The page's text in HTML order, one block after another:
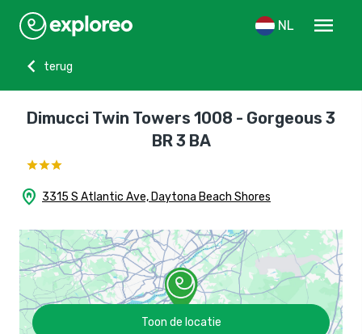
NL
menu
chevron_left
terug
Dimucci Twin Towers 1008 - Gorgeous 3
BR 3 BA
home_pin 3315 S Atlantic Ave, Daytona Beach Shores
Toon de locatie